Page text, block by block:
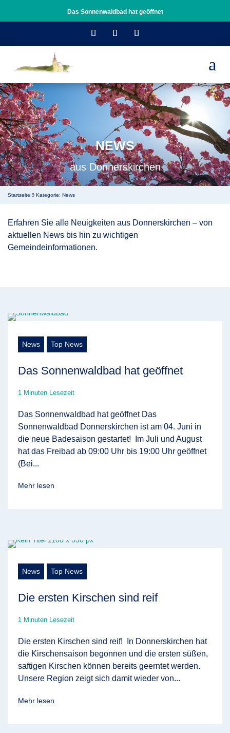
Das Sonnenwaldbad hat geöffnet
a
NEWS
aus Donnerskirchen
Startseite 9 Kategorie: News
Erfahren Sie alle Neuigkeiten aus Donnerskirchen – von
aktuellen News bis hin zu wichtigen
Gemeindeinformationen.
News Top News
Das Sonnenwaldbad hat geöffnet
1 Minuten Lesezeit
Das Sonnenwaldbad hat geöffnet Das
Sonnenwaldbad Donnerskirchen ist am 04. Juni in
die neue Badesaison gestartet! Im Juli und August
hat das Freibad ab 09:00 Uhr bis 19:00 Uhr geöffnet
(Bei...
Mehr lesen
News Top News
Die ersten Kirschen sind reif
1 Minuten Lesezeit
Die ersten Kirschen sind reif! In Donnerskirchen hat
die Kirschensaison begonnen und die ersten süßen,
saftigen Kirschen können bereits geerntet werden.
Unsere Region zeigt sich damit wieder von...
Mehr lesen